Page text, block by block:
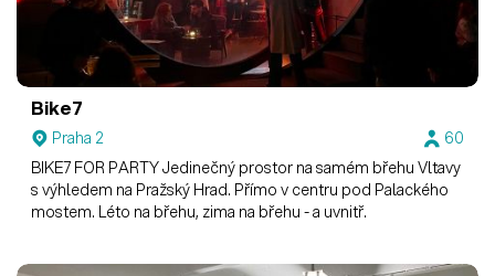
Bike7
Praha 2
60
BIKE7 FOR PARTY Jedinečný prostor na samém břehu Vltavy
s výhledem na Pražský Hrad. Přímo v centru pod Palackého
mostem. Léto na břehu, zima na břehu - a uvnitř.